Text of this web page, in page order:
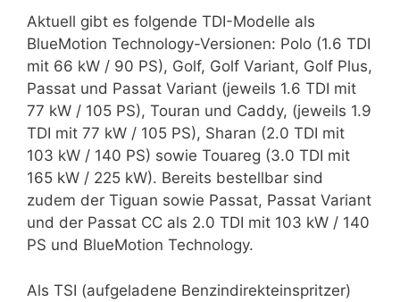
Aktuell gibt es folgende TDI-Modelle als
BlueMotion Technology-Versionen: Polo (1.6 TDI
mit 66 kW / 90 PS), Golf, Golf Variant, Golf Plus,
Passat und Passat Variant (jeweils 1.6 TDI mit
77 kW / 105 PS), Touran und Caddy, (jeweils 1.9
TDI mit 77 kW / 105 PS), Sharan (2.0 TDI mit
103 kW / 140 PS) sowie Touareg (3.0 TDI mit
165 kW / 225 kW). Bereits bestellbar sind
zudem der Tiguan sowie Passat, Passat Variant
und der Passat CC als 2.0 TDI mit 103 kW / 140
PS und BlueMotion Technology.
Als TSI (aufgeladene Benzindirekteinspritzer)